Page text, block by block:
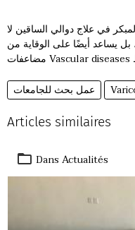
في علاج دوالي الساقين لا
يساعد أيضًا على الوقاية من
عمل بحث للجامعات
Articles similaires
Dans Actualités